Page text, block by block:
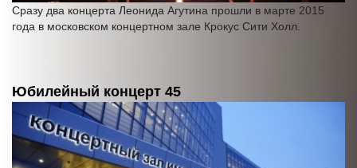
Сразу два концерта Леонида Агутина прошли в марте 2015
года в московском концертном зале Крокус Сити Холл.
Юбилейный концерт 45